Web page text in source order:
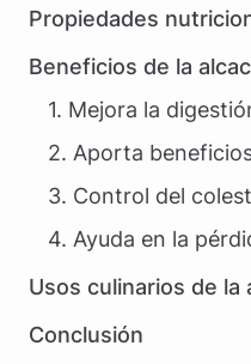
Propiedades
Beneficios de la
1. Mejora la
2. Aporta
3. Control del
4. Ayuda en la
Usos culinarios de la
Conclusión